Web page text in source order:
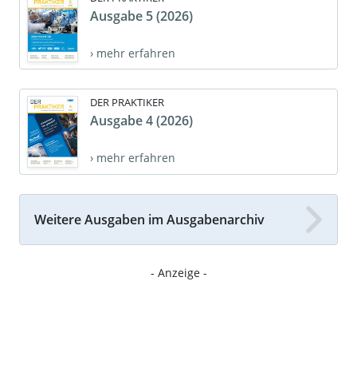
Ausgabe 5 (2026)
› mehr erfahren
DER PRAKTIKER
Ausgabe 4 (2026)
› mehr erfahren
Weitere Ausgaben im Ausgabenarchiv
- Anzeige -